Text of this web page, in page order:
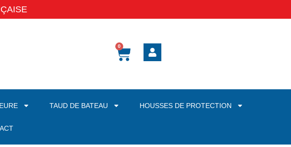
0
TAUD DE BATEAU HOUSSES DE PROTECTION